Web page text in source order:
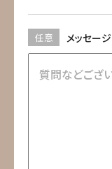
メッセージ
任意